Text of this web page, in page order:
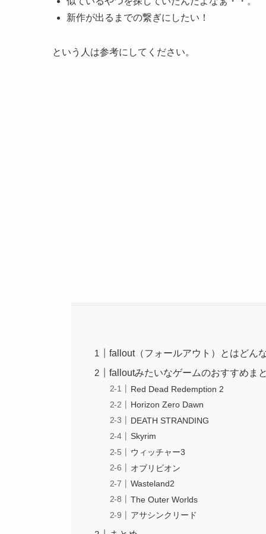
新作が出るまでの繋ぎにしたい！
という人は参考にしてください。
fallout（フォールアウト）とはどん
falloutみたいなゲームのおすすめま
Red Dead Redemption 2
Horizon Zero Dawn
DEATH STRANDING
Skyrim
ウィッチャー3
オブリビオン
Wasteland2
The Outer Worlds
アサシンクリード